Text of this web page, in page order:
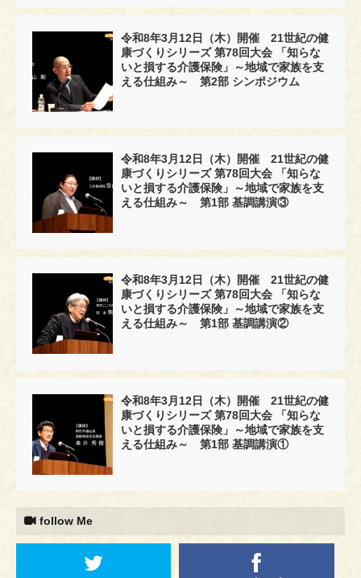
令和8年3月12日（木）開催 21世紀の健
康づくりシリーズ 第78回大会 「知らな
いと損する介護保険」～地域で家族を支
える仕組み～ 第2部 シンポジウム
令和8年3月12日（木）開催 21世紀の健
康づくりシリーズ 第78回大会 「知らな
いと損する介護保険」～地域で家族を支
える仕組み～ 第1部 基調講演③
令和8年3月12日（木）開催 21世紀の健
康づくりシリーズ 第78回大会 「知らな
いと損する介護保険」～地域で家族を支
える仕組み～ 第1部 基調講演②
令和8年3月12日（木）開催 21世紀の健
康づくりシリーズ 第78回大会 「知らな
いと損する介護保険」～地域で家族を支
える仕組み～ 第1部 基調講演①
follow Me